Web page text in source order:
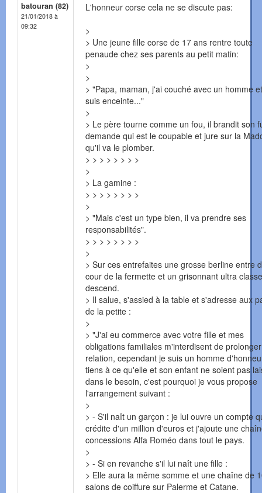
batouran (82)
21/01/2018 à
09:32
L'honneur corse cela ne se discute pas:
>
> Une jeune fille corse de 17 ans rentre toute
penaude chez ses parents au petit matin:
>
>
> "Papa, maman, j'ai couché avec un homme
suis enceinte..."
>
> Le père tourne comme un fou, il brandit son
demande qui est le coupable et jure sur la
qu'il va le plomber.
> > > > > > > >
>
> La gamine :
> > > > > > > >
>
> "Mais c'est un type bien, il va prendre ses
responsabilités".
> > > > > > > >
>
> Sur ces entrefaites une grosse berline entre
cour de la fermette et un grisonnant ultra
descend.
> Il salue, s'assied à la table et s'adresse aux
de la petite :
>
> "J'ai eu commerce avec votre fille et mes
obligations familiales m'interdisent de
relation, cependant je suis un homme
tiens à ce qu'elle et son enfant ne soient pas
dans le besoin, c'est pourquoi je vous propose
l'arrangement suivant :
>
> - S'il naît un garçon : je lui ouvre un compte
crédite d'un million d'euros et j'ajoute une
concessions Alfa Roméo dans tout le pays.
>
> - Si en revanche s'il lui naît une fille :
> Elle aura la même somme et une chaîne de
salons de coiffure sur Palerme et Catane.